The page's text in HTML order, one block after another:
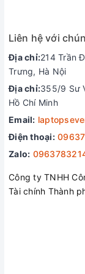
Tính cơ động
hiện ở thời lượng
Liên hệ với
Địa chỉ:214 Trần
Trưng, Hà Nội
Địa chỉ:355/9 Sư
Hồ Chí Minh
Email:
Điện thoại:
Zalo:
Công ty TNHH
Tài chính Thành